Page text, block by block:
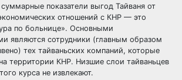
показатели выгод Тайваня от
отношений с КНР — это
по больнице». Основными
являются сотрудники (главным образом
тех тайваньских компаний, которые
территории КНР. Низшие слои тайваньцев
курса не извлекают.